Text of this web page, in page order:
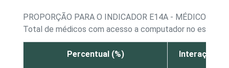
PROPORÇÃO PARA O INDICADOR E14A - MÉDICOS
Total de médicos com acesso a computador no
Percentual (%) Interação